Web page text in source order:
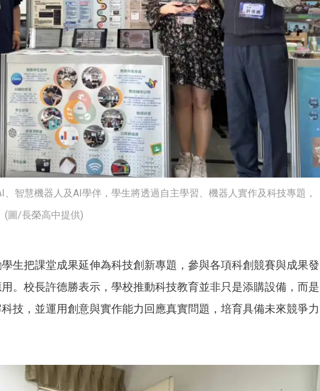
智慧機器人及AI學伴，學生將透過自主學習、機器人實作及科技專題，
(圖/長榮高中提供)
生把課堂成果延伸為科技創新專題，參與各項科創競賽與成果發
。校長許德勝表示，學校推動科技教育並非只是添購設備，而是
技，並運用創意與實作能力回應真實問題，培育具備未來競爭力